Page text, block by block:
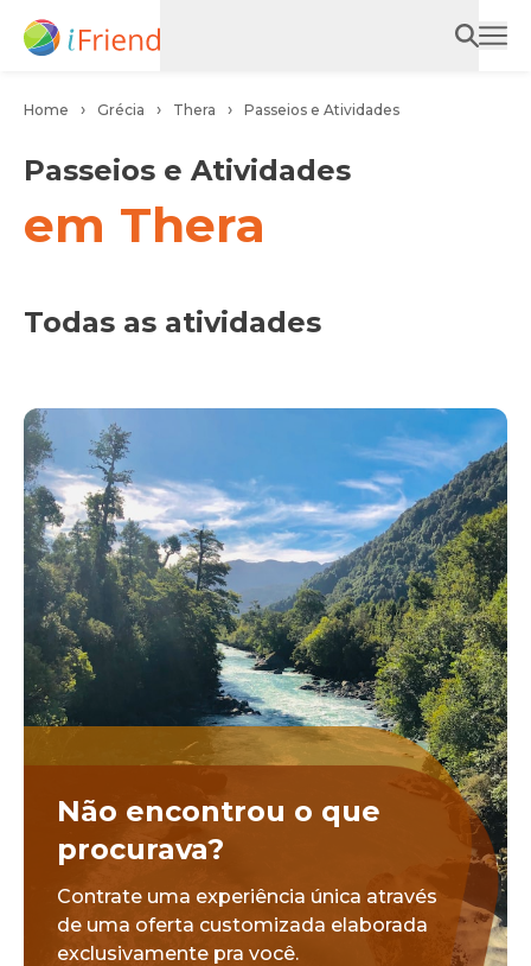
Home Grécia Thera Passeios e Atividades
Passeios e Atividades
em Thera
Todas as atividades
Não encontrou o que
procurava?
Contrate uma experiência única através
de uma oferta customizada elaborada
exclusivamente pra você.